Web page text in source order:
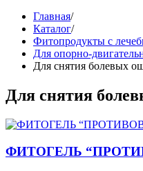
Главная/
Каталог/
Фитопродукты с
Для опорно-
Для снятия болевых
Для снятия
ФИТОГЕЛЬ